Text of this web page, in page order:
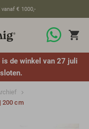
€ 1000,-
is de winkel van 27 juli
200 cm